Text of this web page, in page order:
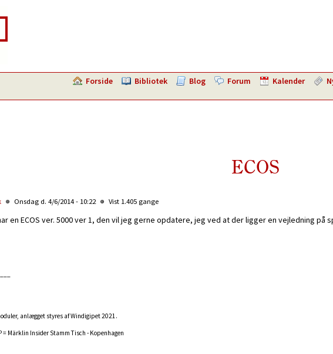
Forside Bibliotek Blog Forum Kalender
ECOS
Onsdag d. 4/6/2014 - 10:22 Vist 1.405 gange
en ECOS ver. 5000 ver 1, den vil jeg gerne opdatere, jeg ved at der ligger en vejledning
anlægget styres af Windigipet 2021.
= Märklin Insider Stamm Tisch - Kopenhagen